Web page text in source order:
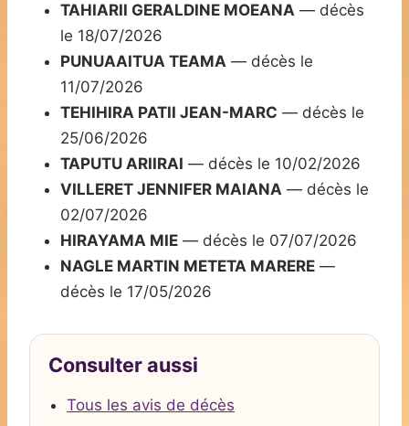
TAHIARII GERALDINE MOEANA — décès
le 18/07/2026
PUNUAAITUA TEAMA — décès le
11/07/2026
TEHIHIRA PATII JEAN-MARC — décès le
25/06/2026
TAPUTU ARIIRAI — décès le 10/02/2026
VILLERET JENNIFER MAIANA — décès le
02/07/2026
HIRAYAMA MIE — décès le 07/07/2026
NAGLE MARTIN METETA MARERE —
décès le 17/05/2026
Consulter aussi
Tous les avis de décès